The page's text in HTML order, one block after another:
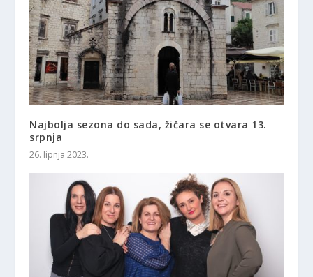
Najbolja sezona do sada, žičara se otvara 13.
srpnja
26. lipnja 2023.